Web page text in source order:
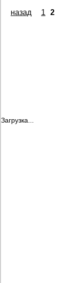
назад 1 2
Загрузка...